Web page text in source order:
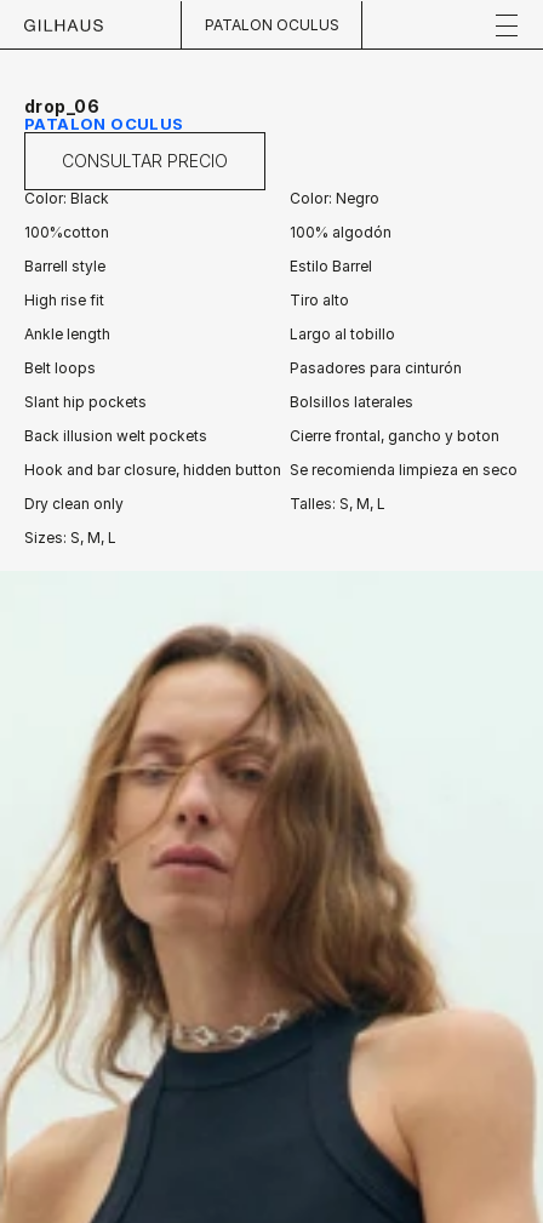
PATALON OCULUS
drop_06
PATALON OCULUS
CONSULTAR PRECIO
Color: Black
100%cotton
Barrell style
High rise fit
Ankle length
Belt loops
Slant hip pockets
Back illusion welt pockets
Hook and bar closure, hidden button
Dry clean only
Sizes: S, M, L
Color: Negro
100% algodón
Estilo Barrel
Tiro alto
Largo al tobillo
Pasadores para cinturón
Bolsillos laterales
Cierre frontal, gancho y boton
Se recomienda limpieza en seco
Talles: S, M, L